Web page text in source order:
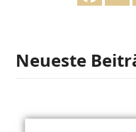
Neueste